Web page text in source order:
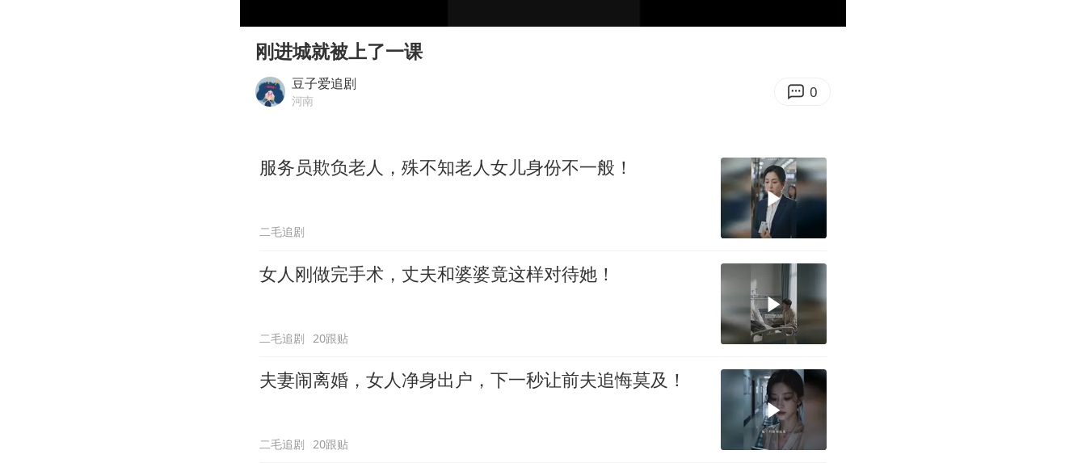
牛津大学一纸声明甩不了锅
西贝创始人贾国龙押注鲜羊赛道
刚进城就被上了一课
豆子爱追剧
河南 0
服务员欺负老人，殊不知老人女儿身份不一般！
二毛追剧
女人刚做完手术，丈夫和婆婆竟这样对待她！
二毛追剧 20跟贴
夫妻闹离婚，女人净身出户，下一秒让前夫追悔莫及！
二毛追剧 20跟贴